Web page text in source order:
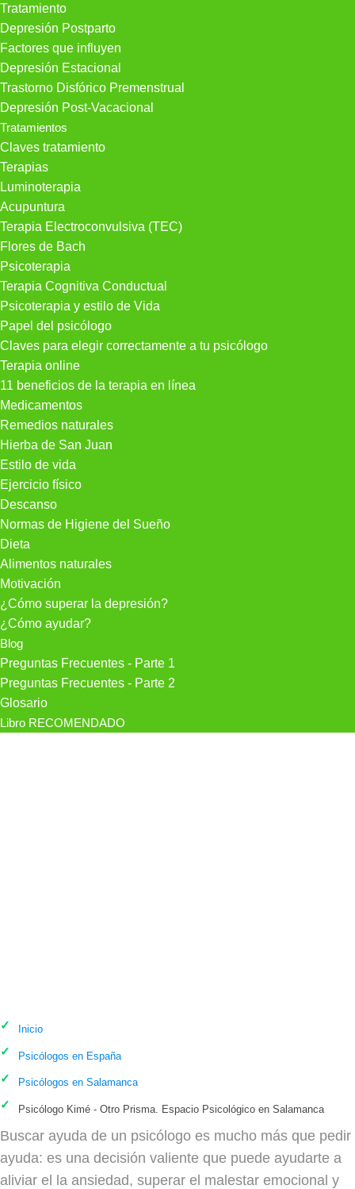
Tratamiento
Depresión Postparto
Factores que influyen
Depresión Estacional
Trastorno Disfórico Premenstrual
Depresión Post-Vacacional
Tratamientos
Claves tratamiento
Terapias
Luminoterapia
Acupuntura
Terapia Electroconvulsiva (TEC)
Flores de Bach
Psicoterapia
Terapia Cognitiva Conductual
Psicoterapia y estilo de Vida
Papel del psicólogo
Claves para elegir correctamente a tu psicólogo
Terapia online
11 beneficios de la terapia en línea
Medicamentos
Remedios naturales
Hierba de San Juan
Estilo de vida
Ejercicio físico
Descanso
Normas de Higiene del Sueño
Dieta
Alimentos naturales
Motivación
¿Cómo superar la depresión?
¿Cómo ayudar?
Blog
Preguntas Frecuentes - Parte 1
Preguntas Frecuentes - Parte 2
Glosario
Libro RECOMENDADO
Inicio
Psicólogos en España
Psicólogos en Salamanca
Psicólogo Kimé - Otro Prisma. Espacio Psicológico en Salamanca
Buscar ayuda de un psicólogo es mucho más que pedir
ayuda: es una decisión valiente que puede ayudarte a
aliviar el la ansiedad, superar el malestar emocional y